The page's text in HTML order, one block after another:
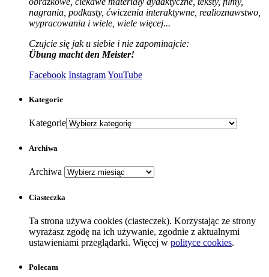
nagrania, podkasty, ćwiczenia interaktywne, realioznawstwo,
wypracowania i wiele, wiele więcej...
Czujcie się jak u siebie i nie zapominajcie:
Übung macht den Meister!
Facebook InstagramYouTube
Kategorie
Kategorie
Archiwa
Archiwa
Ciasteczka
Ta strona używa cookies (ciasteczek). Korzystając ze strony
wyrażasz zgodę na ich używanie, zgodnie z aktualnymi
ustawieniami przeglądarki. Więcej w polityce cookies.
Polecam